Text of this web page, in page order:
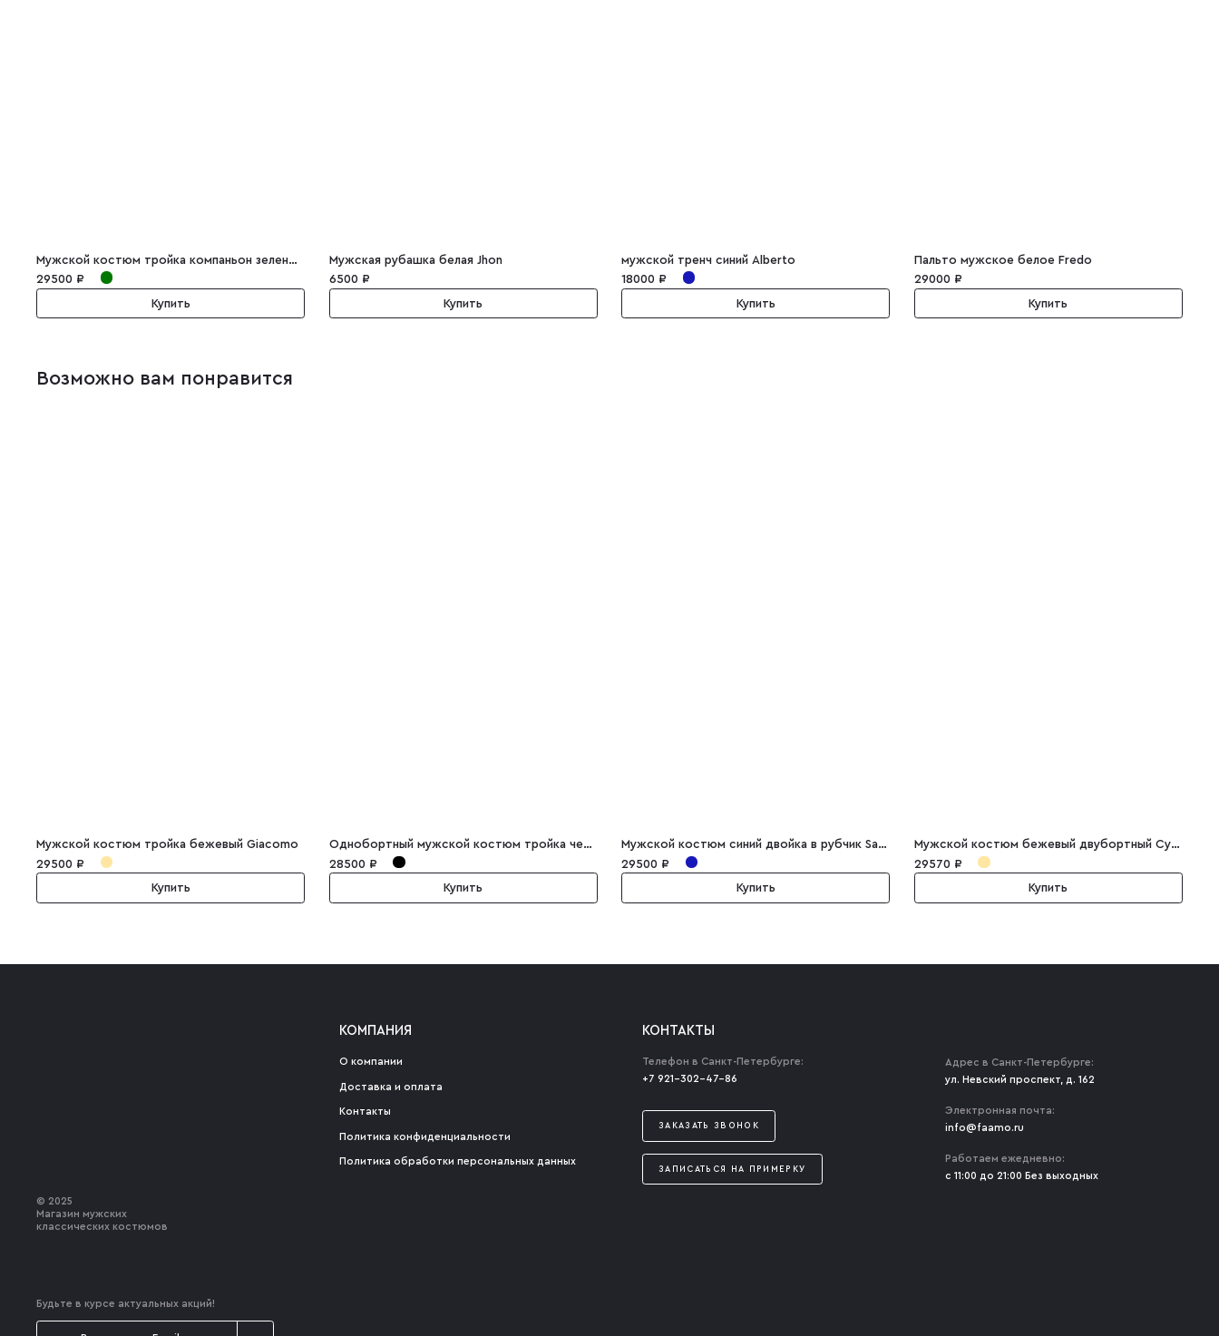
Мужской костюм тройка компаньон зеленый Alfredo
29500 ₽
Купить
Мужская рубашка белая Jhon
6500 ₽
Купить
мужской тренч синий Alberto
18000 ₽
Купить
Пальто мужское белое Fredo
29000 ₽
Купить
Возможно вам понравится
Мужской костюм тройка бежевый Giacomo
29500 ₽
Купить
Однобортный мужской костюм тройка черный Marcello
28500 ₽
Купить
Мужской костюм синий двойка в рубчик Salvador
29500 ₽
Купить
Мужской костюм бежевый двубортный Cyrilo
29570 ₽
Купить
© 2025
Магазин мужских
классических костюмов
Будьте в курсе актуальных акций!
КОМПАНИЯ
О компании
Доставка и оплата
Контакты
Политика конфиденциальности
Политика обработки персональных данных
КОНТАКТЫ
Телефон в Санкт-Петербурге:
+7 921-302-47-86
ЗАКАЗАТЬ ЗВОНОК
ЗАПИСАТЬСЯ НА ПРИМЕРКУ
Адрес в Санкт-Петербурге:
ул. Невский проспект, д. 162
Электронная почта:
info@faamo.ru
Работаем ежедневно:
с 11:00 до 21:00 Без выходных